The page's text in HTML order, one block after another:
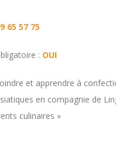
65 57 75
: OUI
et apprendre à
en compagnie de
culinaires »